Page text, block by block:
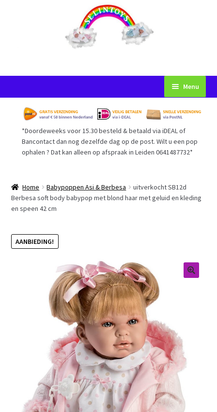
naar
navigatie
inhoud
Menu
Startpagina
Voorwaarden
Afrekenen
Gastenboek
Retouren
*Doordeweeks voor 15.30 besteld & betaald via iDEAL of
Bancontact dan nog dezelfde dag op de post. Wilt u een pop
ophalen ? Dat kan alleen op afspraak in Leiden 0641487732*
Home Babypoppen Asi & Berbesa
uitverkocht SB12d
Berbesa soft body babypop met blond haar met geluid en kleding
en speen 42 cm
AANBIEDING!